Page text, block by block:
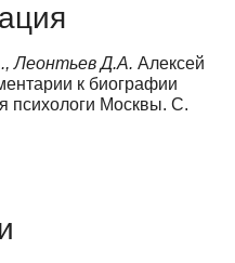
Леонтьев Д.А. Алексей
к биографии
Москвы. С.